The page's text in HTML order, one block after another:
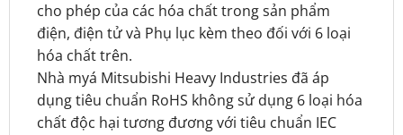
cho phép của các hóa chất trong sản phẩm
điện, điện tử và Phụ lục kèm theo đối với 6 loại
hóa chất trên.
Nhà myá Mitsubishi Heavy Industries đã áp
dụng tiêu chuẩn RoHS không sử dụng 6 loại hóa
chất độc hại tương đương với tiêu chuẩn IEC